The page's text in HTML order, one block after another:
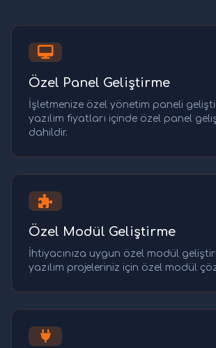
Özel Panel Geliştirme
İşletmenize özel yönetim paneli
yazılım fiyatları içinde özel panel
dahildir.
Özel Modül Geliştirme
İhtiyacınıza uygun özel modül
yazılım projeleriniz için özel modül